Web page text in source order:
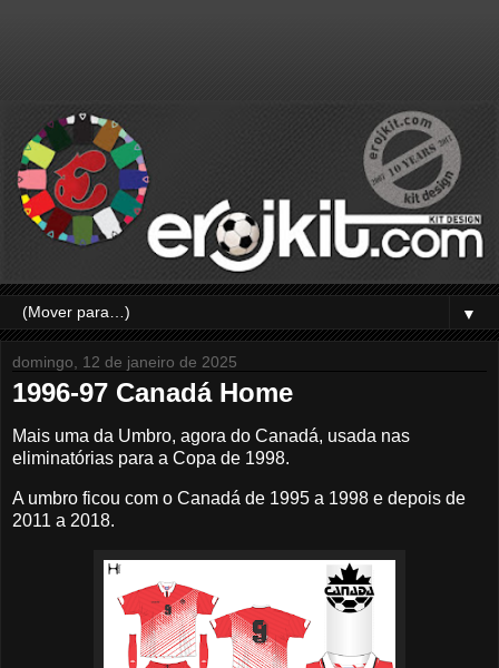
▼
domingo, 12 de janeiro de 2025
1996-97 Canadá Home
Mais uma da Umbro, agora do Canadá, usada nas
eliminatórias para a Copa de 1998.
A umbro ficou com o Canadá de 1995 a 1998 e depois de
2011 a 2018.